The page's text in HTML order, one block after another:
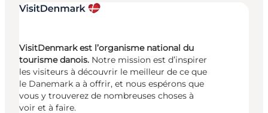
VisitDenmark est l’organisme national du
tourisme danois. Notre mission est d’inspirer
les visiteurs à découvrir le meilleur de ce que
le Danemark a à offrir, et nous espérons que
vous y trouverez de nombreuses choses à
voir et à faire.